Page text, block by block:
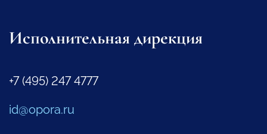
Исполнительная дирекция
+7 (495) 247 4777
id@opora.ru